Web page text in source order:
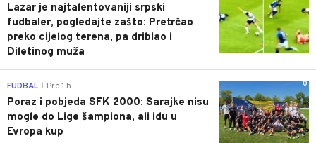
Lazar je najtalentovaniji srpski
fudbaler, pogledajte zašto: Pretrčao
preko cijelog terena, pa driblao i
Diletinog muža
0
FUDBAL Pre 1 h
Poraz i pobjeda SFK 2000: Sarajke nisu
mogle do Lige šampiona, ali idu u
Evropa kup